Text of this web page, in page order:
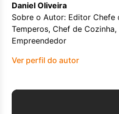
Daniel Oliveira
Sobre o Autor: Editor
Temperos, Chef de
Empreendedor
Ver perfil do autor